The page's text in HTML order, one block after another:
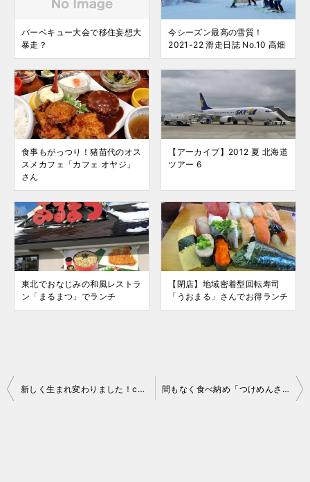
バーベキュー大会で移住妄想大
暴走？
今シーズン最高の雪質！
2021-22 滑走日誌 No.10 高畑
食事もがっつり！猪苗代のオス
スメカフェ「カフェ オヤジ」
さん
【アーカイブ】2012 夏 北海道
ツアー 6
東北でおなじみの和風レストラ
ン「まるまつ」でランチ
【閉店】地域密着型回転寿司
「うおまる」さんでお得ランチ
投
新しく生まれ変わりました！cafe puku さんでモーニング 間もなく食べ納め「つけめんさなだ」さんへ